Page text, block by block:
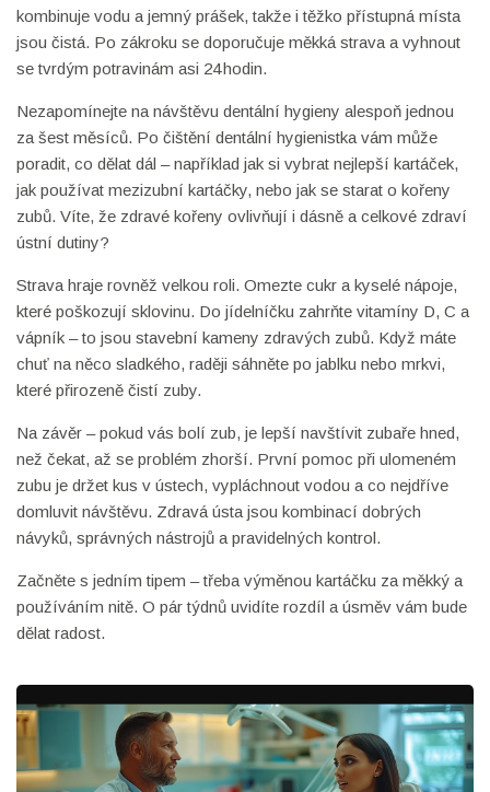
kombinuje vodu a jemný prášek, takže i těžko přístupná místa
jsou čistá. Po zákroku se doporučuje měkká strava a vyhnout
se tvrdým potravinám asi 24 hodin.
Nezapomínejte na návštěvu dentální hygieny alespoň jednou
za šest měsíců. Po čištění dentální hygienistka vám může
poradit, co dělat dál – například jak si vybrat nejlepší kartáček,
jak používat mezizubní kartáčky, nebo jak se starat o kořeny
zubů. Víte, že zdravé kořeny ovlivňují i dásně a celkové zdraví
ústní dutiny?
Strava hraje rovněž velkou roli. Omezte cukr a kyselé nápoje,
které poškozují sklovinu. Do jídelníčku zahrňte vitamíny D, C a
vápník – to jsou stavební kameny zdravých zubů. Když máte
chuť na něco sladkého, raději sáhněte po jablku nebo mrkvi,
které přirozeně čistí zuby.
Na závěr – pokud vás bolí zub, je lepší navštívit zubaře hned,
než čekat, až se problém zhorší. První pomoc při ulomeném
zubu je držet kus v ústech, vypláchnout vodou a co nejdříve
domluvit návštěvu. Zdravá ústa jsou kombinací dobrých
návyků, správných nástrojů a pravidelných kontrol.
Začněte s jedním tipem – třeba výměnou kartáčku za měkký a
používáním nitě. O pár týdnů uvidíte rozdíl a úsměv vám bude
dělat radost.